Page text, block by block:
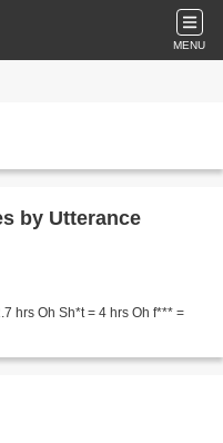
MENU
by Utterance
hrs Oh Sh*t = 4 hrs Oh f*** =